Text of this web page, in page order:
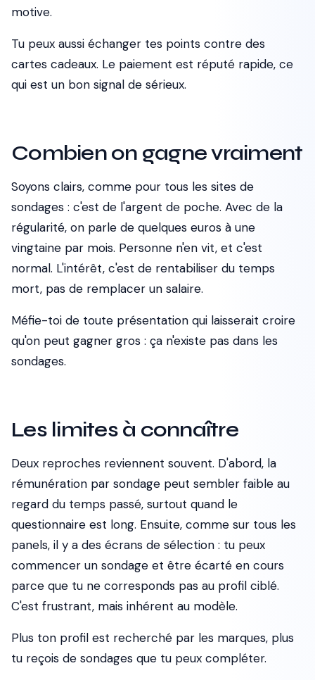
motive.
Tu peux aussi échanger tes points contre des
cartes cadeaux. Le paiement est réputé rapide, ce
qui est un bon signal de sérieux.
Combien on gagne vraiment
Soyons clairs, comme pour tous les sites de
sondages : c'est de l'argent de poche. Avec de la
régularité, on parle de quelques euros à une
vingtaine par mois. Personne n'en vit, et c'est
normal. L'intérêt, c'est de rentabiliser du temps
mort, pas de remplacer un salaire.
Méfie-toi de toute présentation qui laisserait croire
qu'on peut gagner gros : ça n'existe pas dans les
sondages.
Les limites à connaître
Deux reproches reviennent souvent. D'abord, la
rémunération par sondage peut sembler faible au
regard du temps passé, surtout quand le
questionnaire est long. Ensuite, comme sur tous les
panels, il y a des écrans de sélection : tu peux
commencer un sondage et être écarté en cours
parce que tu ne corresponds pas au profil ciblé.
C'est frustrant, mais inhérent au modèle.
Plus ton profil est recherché par les marques, plus
tu reçois de sondages que tu peux compléter.